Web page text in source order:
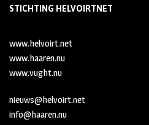
STICHTING HELVOIRTNET
www.helvoirt.net
www.haaren.nu
www.vught.nu
nieuws@helvoirt.net
info@haaren.nu